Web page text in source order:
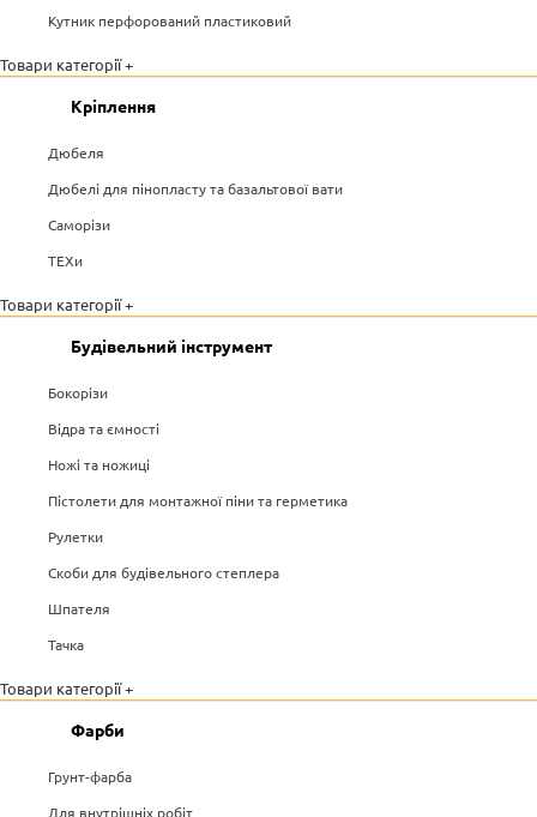
Кутник перфорований пластиковий
Товари категорії +
Кріплення
Дюбеля
Дюбелі для пінопласту та базальтової вати
Саморізи
ТЕХи
Товари категорії +
Будівельний інструмент
Бокорізи
Відра та ємності
Ножі та ножиці
Пістолети для монтажної піни та герметика
Рулетки
Скоби для будівельного степлера
Шпателя
Тачка
Товари категорії +
Фарби
Грунт-фарба
Для внутрішніх робіт